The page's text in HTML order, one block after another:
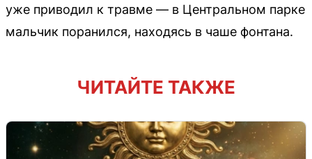
уже приводил к травме — в Центральном парке
мальчик поранился, находясь в чаше фонтана.
ЧИТАЙТЕ ТАКЖЕ